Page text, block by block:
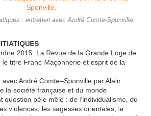
: entretien avec André Comte-Sponville.
2015. La Revue de la Grande Loge de
titre Franc-Maçonnerie et esprit de la
André Comte–Sponville par Alain
la société française et du monde
question pèle mêle : de l’individualisme, du
violences, les sagesses orientales, la